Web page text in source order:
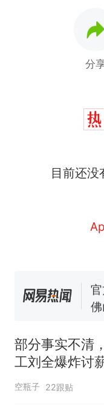
分
目前还没
因
热
部分事实不清
工刘全爆炸讨
定发回重审
空瓶子 22跟贴